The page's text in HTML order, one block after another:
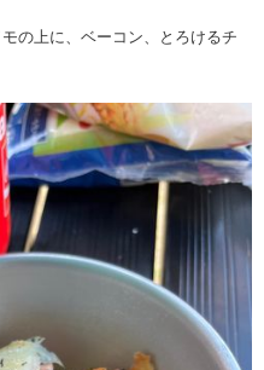
の上に、ベーコン、とろけるチ